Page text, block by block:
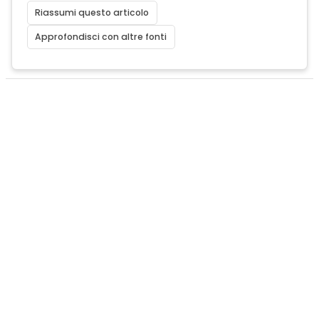
Riassumi questo articolo
Approfondisci con altre fonti